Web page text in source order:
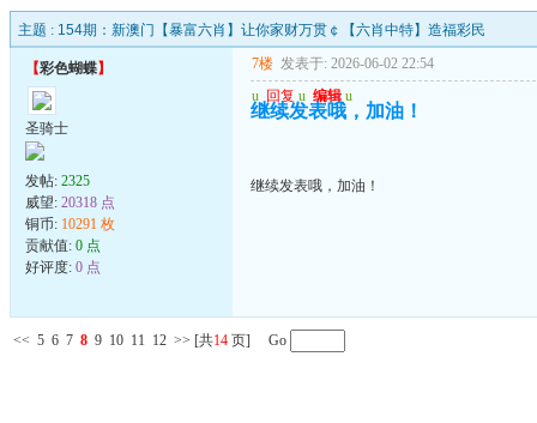
主题 : 154期：新澳门【暴富六肖】让你家财万贯￠【六肖中特】造福彩民
【彩色蝴蝶】
圣骑士
发帖: 2325
威望: 20318 点
铜币: 10291 枚
贡献值: 0 点
好评度: 0 点
7楼 发表于: 2026-06-02 22:54
u 回复 u 编辑 u
继续发表哦，加油！
继续发表哦，加油！
<< 5 6 7 8 9 10 11 12 >> [共14 页] Go